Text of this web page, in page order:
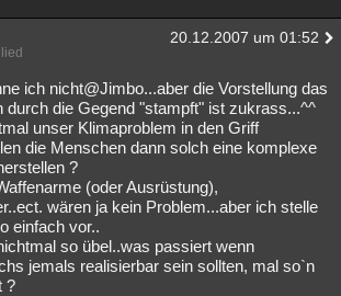
20.12.2007 um 01:52
ich nicht@Jimbo...aber die Vorstellung das
durch die Gegend "stampft" ist zukrass...^^
unser Klimaproblem in den Griff
die Menschen dann solch eine komplexe
?
(oder Ausrüstung),
wären ja kein Problem...aber ich stelle
einfach vor..
so übel..was passiert wenn
jemals realisierbar sein sollten, mal so`n
?